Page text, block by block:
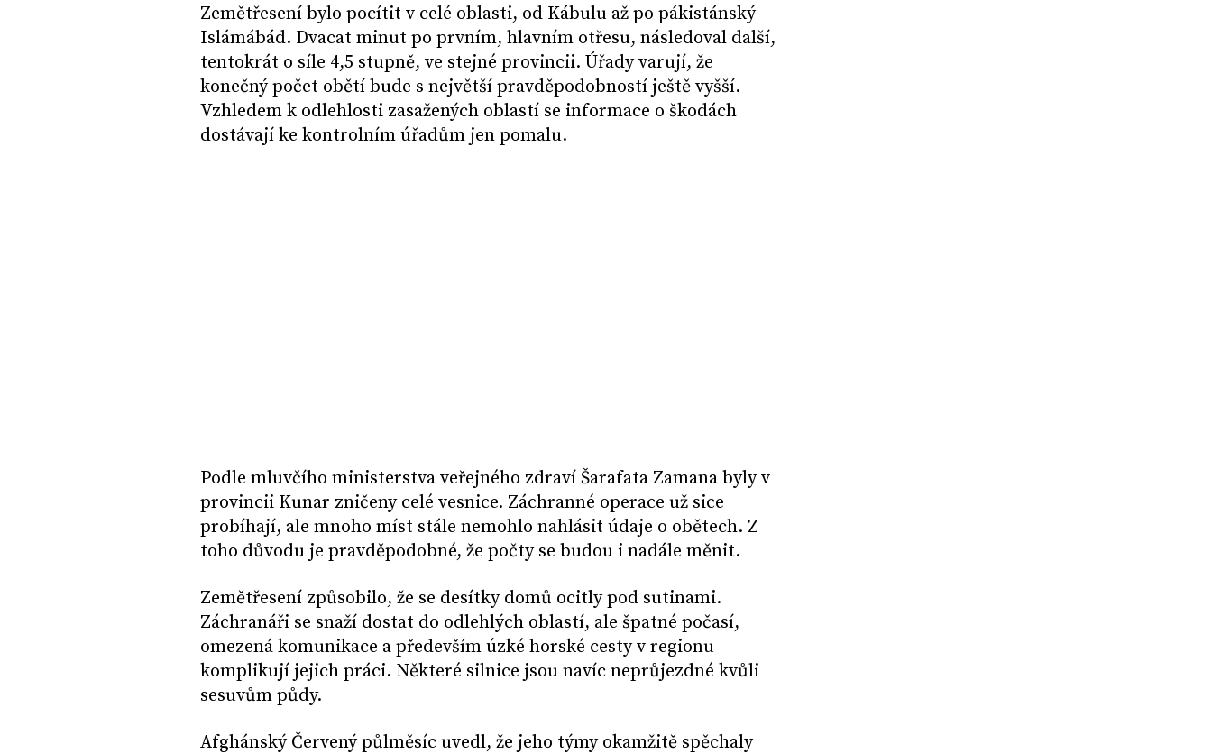
Zemětřesení bylo pocítit v celé oblasti, od Kábulu až po pákistánský
Islámábád. Dvacat minut po prvním, hlavním otřesu, následoval další,
tentokrát o síle 4,5 stupně, ve stejné provincii. Úřady varují, že
konečný počet obětí bude s největší pravděpodobností ještě vyšší.
Vzhledem k odlehlosti zasažených oblastí se informace o škodách
dostávají ke kontrolním úřadům jen pomalu.
Podle mluvčího ministerstva veřejného zdraví Šarafata Zamana byly v
provincii Kunar zničeny celé vesnice. Záchranné operace už sice
probíhají, ale mnoho míst stále nemohlo nahlásit údaje o obětech. Z
toho důvodu je pravděpodobné, že počty se budou i nadále měnit.
Zemětřesení způsobilo, že se desítky domů ocitly pod sutinami.
Záchranáři se snaží dostat do odlehlých oblastí, ale špatné počasí,
omezená komunikace a především úzké horské cesty v regionu
komplikují jejich práci. Některé silnice jsou navíc neprůjezdné kvůli
sesuvům půdy.
Afghánský Červený půlměsíc uvedl, že jeho týmy okamžitě spěchaly